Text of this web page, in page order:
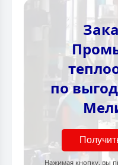
по
Нажимая кнопку, вы